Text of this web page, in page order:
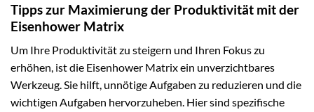
Tipps zur Maximierung der Produktivität mit der
Eisenhower Matrix
Um Ihre Produktivität zu steigern und Ihren Fokus zu
erhöhen, ist die Eisenhower Matrix ein unverzichtbares
Werkzeug. Sie hilft, unnötige Aufgaben zu reduzieren und die
wichtigen Aufgaben hervorzuheben. Hier sind spezifische